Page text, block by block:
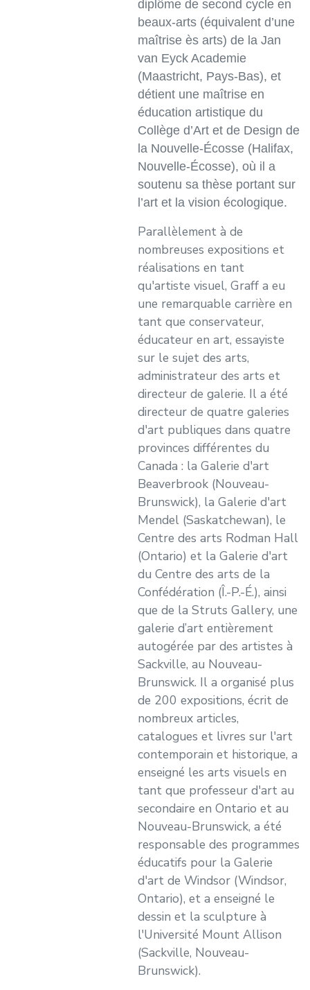
diplôme de second cycle en
beaux-arts (équivalent d’une
maîtrise ès arts) de la Jan
van Eyck Academie
(Maastricht, Pays-Bas), et
détient une maîtrise en
éducation artistique du
Collège d’Art et de Design de
la Nouvelle-Écosse (Halifax,
Nouvelle-Écosse), où il a
soutenu sa thèse portant sur
l’art et la vision écologique.
Parallèlement à de
nombreuses expositions et
réalisations en tant
qu'artiste visuel, Graff a eu
une remarquable carrière en
tant que conservateur,
éducateur en art, essayiste
sur le sujet des arts,
administrateur des arts et
directeur de galerie. Il a été
directeur de quatre galeries
d'art publiques dans quatre
provinces différentes du
Canada : la Galerie d'art
Beaverbrook (Nouveau-
Brunswick), la Galerie d'art
Mendel (Saskatchewan), le
Centre des arts Rodman Hall
(Ontario) et la Galerie d'art
du Centre des arts de la
Confédération (Î.-P.-É.), ainsi
que de la Struts Gallery, une
galerie d’art entièrement
autogérée par des artistes à
Sackville, au Nouveau-
Brunswick. Il a organisé plus
de 200 expositions, écrit de
nombreux articles,
catalogues et livres sur l'art
contemporain et historique, a
enseigné les arts visuels en
tant que professeur d'art au
secondaire en Ontario et au
Nouveau-Brunswick, a été
responsable des programmes
éducatifs pour la Galerie
d'art de Windsor (Windsor,
Ontario), et a enseigné le
dessin et la sculpture à
l'Université Mount Allison
(Sackville, Nouveau-
Brunswick).